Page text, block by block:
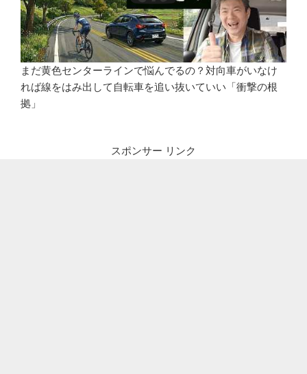
まだ黄色センターラインで悩んでるの？対向車がいなけ
れば線をはみ出して自転車を追い抜いていい「衝撃の根
拠」
スポンサー リンク